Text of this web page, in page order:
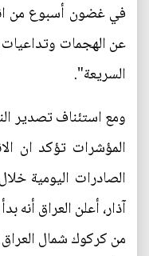
في غضون أسبوع من
عن الهجمات وتداعيات
السريعة".
ومع استئناف تصدير
المؤشرات تؤكد ان
آذار، أعلن العراق
من كركوك شمال